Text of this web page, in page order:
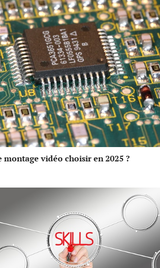
montage vidéo choisir en 2025 ?